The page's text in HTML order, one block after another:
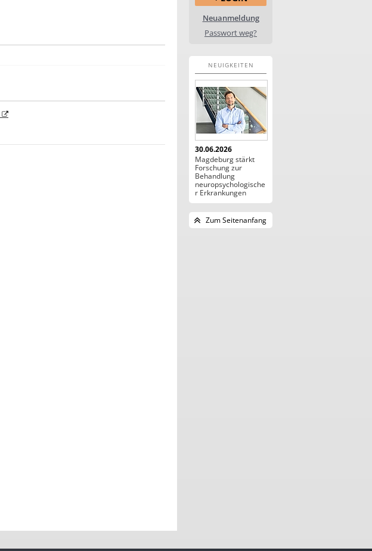
Neuanmeldung
Passwort weg?
NEUIGKEITEN
30.06.2026
Magdeburg stärkt
Forschung zur
Behandlung
neuropsychologische
r Erkrankungen
Zum Seitenanfang